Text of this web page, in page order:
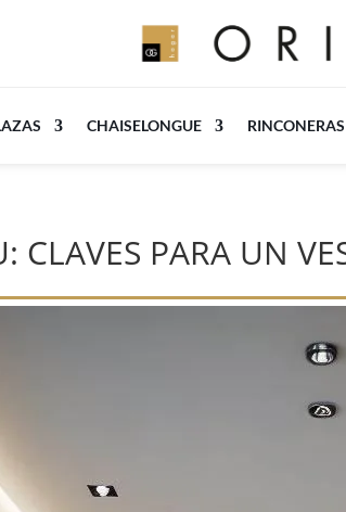
CHAISELONGUE RINCONERAS
CLAVES PARA UN